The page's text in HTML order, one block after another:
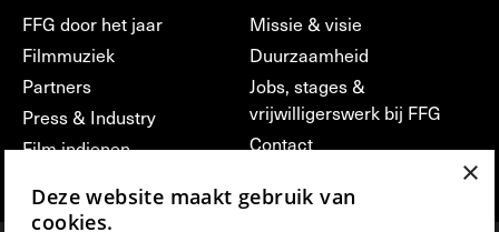
FFG door het jaar
Filmmuziek
Partners
Press & Industry
Film indienen
Missie & visie
Duurzaamheid
Jobs, stages &
vrijwilligerswerk bij FFG
Contact
×
Deze website maakt gebruik van
cookies.